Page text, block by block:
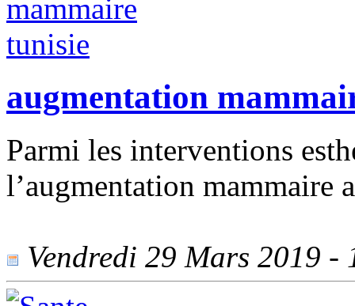
augmentation
Parmi les interventions
l’augmentation mammaire
Vendredi 29 Mars 2019 -